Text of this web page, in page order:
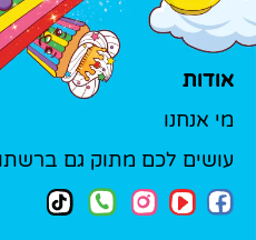
אודות
מי אנחנו
עושים לכם מתוק גם